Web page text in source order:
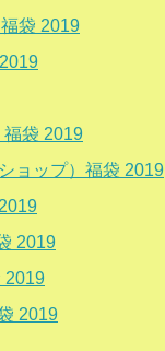
袋 2019
福袋 2019
ョップ）福袋 2019
2019
2019
2019